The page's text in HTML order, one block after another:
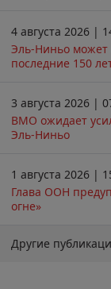
4 августа 2026 |
Эль-Ниньо может
последние 150
3 августа 2026 |
ВМО ожидает
Эль-Ниньо
1 августа 2026 |
Глава ООН
огне»
Другие